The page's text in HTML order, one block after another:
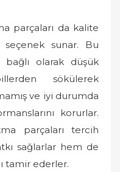
parçaları da kalite
sunar. Bu
bağlı olarak düşük
sökülerek
ve iyi durumda
korurlar.
parçaları tercih
sağlarlar hem de
tamir ederler.